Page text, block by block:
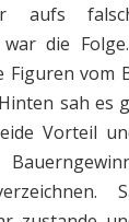
aufs
die
Figuren vom
sah es
Vorteil